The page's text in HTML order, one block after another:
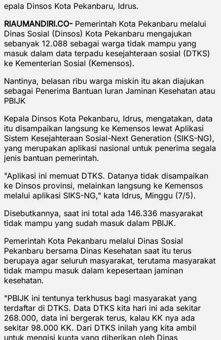
epala Dinsos Kota Pekanbaru, Idrus.
RIAUMANDIRI.CO- Pemerintah Kota Pekanbaru melalui
Dinas Sosial (Dinsos) Kota Pekanbaru mengajukan
sebanyak 12.088 sebagai warga tidak mampu yang
masuk dalam data terpadu kesejahteraan sosial (DTKS)
ke Kementerian Sosial (Kemensos).
Nantinya, belasan ribu warga miskin itu akan diajukan
sebagai Penerima Bantuan Iuran Jaminan Kesehatan atau
PBIJK
Kepala Dinsos Kota Pekanbaru, Idrus, mengatakan, data
itu disampaikan langsung ke Kemensos lewat Aplikasi
Sistem Kesejahteraan Sosial-Next Generation (SIKS-NG),
yang merupakan aplikasi nasional untuk penerima segala
jenis bantuan pemerintah.
"Aplikasi ini memuat DTKS. Datanya tidak disampaikan
ke Dinsos provinsi, melainkan langsung ke Kemensos
melalui aplikasi SIKS-NG," kata Idrus, Minggu (7/5).
Disebutkannya, saat ini total ada 146.336 masyarakat
tidak mampu yang sudah masuk dalam PBIJK.
Pemerintah Kota Pekanbaru melalui Dinas Sosial
Pekanbaru bersama Dinas Kesehatan saat itu terus
berupaya agar seluruh masyarakat, terutama masyarakat
tidak mampu masuk dalam kepesertaan jaminan
kesehatan.
"PBIJK ini tentunya terkhusus bagi masyarakat yang
terdaftar di DTKS. Data DTKS kita hari ini ada sekitar
268.000, data ini bergerak terus, kalau KK nya ada
sekitar 98.000 KK. Dari DTKS inilah yang kita ambil
untuk mengisi kuota yang diberikan oleh Dinas